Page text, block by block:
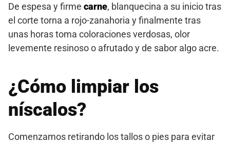
De espesa y firme carne, blanquecina a su inicio tras
el corte torna a rojo-zanahoria y finalmente tras
unas horas toma coloraciones verdosas, olor
levemente resinoso o afrutado y de sabor algo acre.
¿Cómo limpiar los
níscalos?
Comenzamos retirando los tallos o pies para evitar